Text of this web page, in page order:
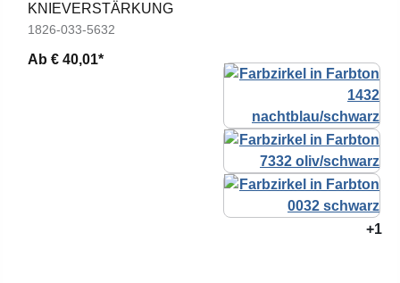
KNIEVERSTÄRKUNG
1826-033-5632
Ab € 40,01*
+1